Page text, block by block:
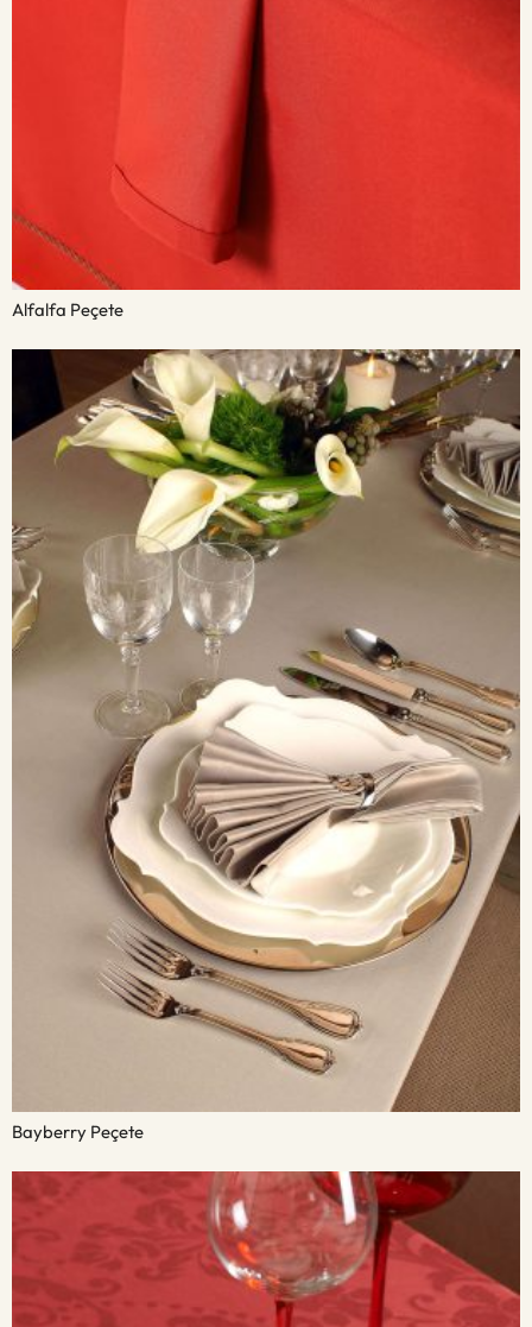
Alfalfa Peçete
Bayberry Peçete